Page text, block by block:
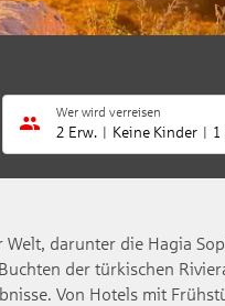
Wer wird verreisen
2 Erw. Keine Kinder 1
darunter die Hagia
der türkischen
Von Hotels mit